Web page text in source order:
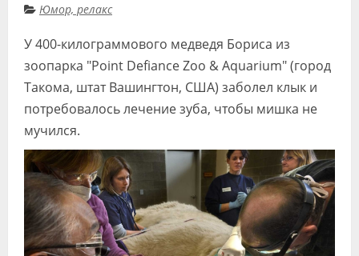
Юмор, релакс
У 400-килограммового медведя Бориса из
зоопарка "Point Defiance Zoo & Aquarium" (город
Такома, штат Вашингтон, США) заболел клык и
потребовалось лечение зуба, чтобы мишка не
мучился.